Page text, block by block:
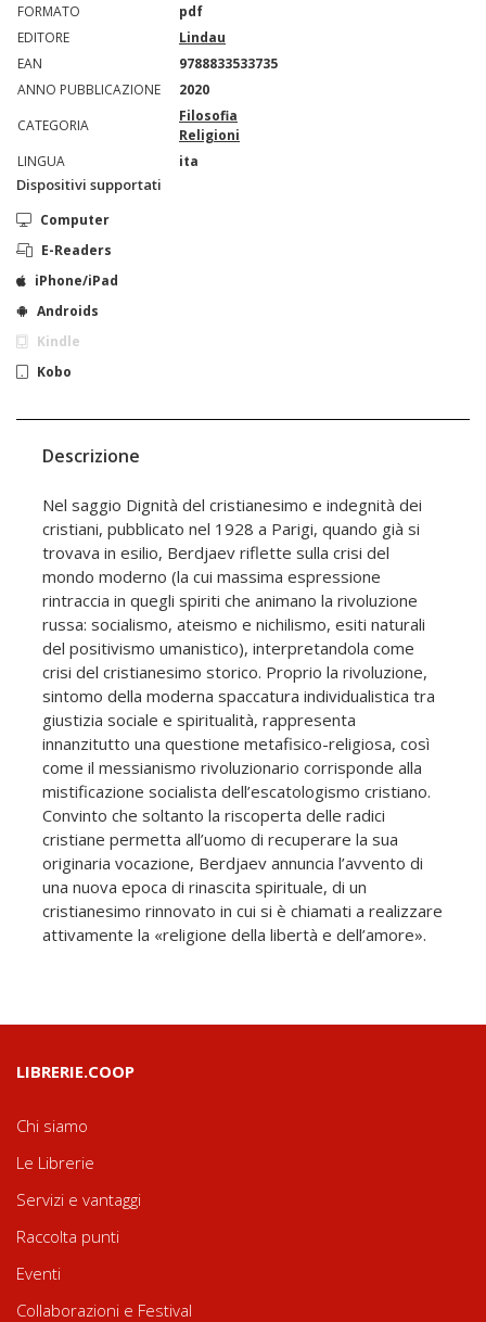
FORMATO
pdf
EDITORE
Lindau
EAN
9788833533735
ANNO PUBBLICAZIONE
2020
CATEGORIA
Filosofia
Religioni
LINGUA
ita
Dispositivi supportati
Computer
E-Readers
iPhone/iPad
Androids
Kindle
Kobo
Descrizione
Nel saggio Dignità del cristianesimo e indegnità dei
cristiani, pubblicato nel 1928 a Parigi, quando già si
trovava in esilio, Berdjaev riflette sulla crisi del
mondo moderno (la cui massima espressione
rintraccia in quegli spiriti che animano la rivoluzione
russa: socialismo, ateismo e nichilismo, esiti naturali
del positivismo umanistico), interpretandola come
crisi del cristianesimo storico. Proprio la rivoluzione,
sintomo della moderna spaccatura individualistica tra
giustizia sociale e spiritualità, rappresenta
innanzitutto una questione metafisico-religiosa, così
come il messianismo rivoluzionario corrisponde alla
mistificazione socialista dell’escatologismo cristiano.
Convinto che soltanto la riscoperta delle radici
cristiane permetta all’uomo di recuperare la sua
originaria vocazione, Berdjaev annuncia l’avvento di
una nuova epoca di rinascita spirituale, di un
cristianesimo rinnovato in cui si è chiamati a realizzare
attivamente la «religione della libertà e dell’amore».
LIBRERIE.COOP
Chi siamo
Le Librerie
Servizi e vantaggi
Raccolta punti
Eventi
Collaborazioni e Festival